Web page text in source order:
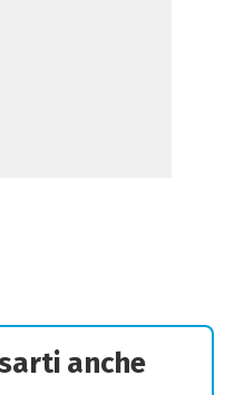
anche